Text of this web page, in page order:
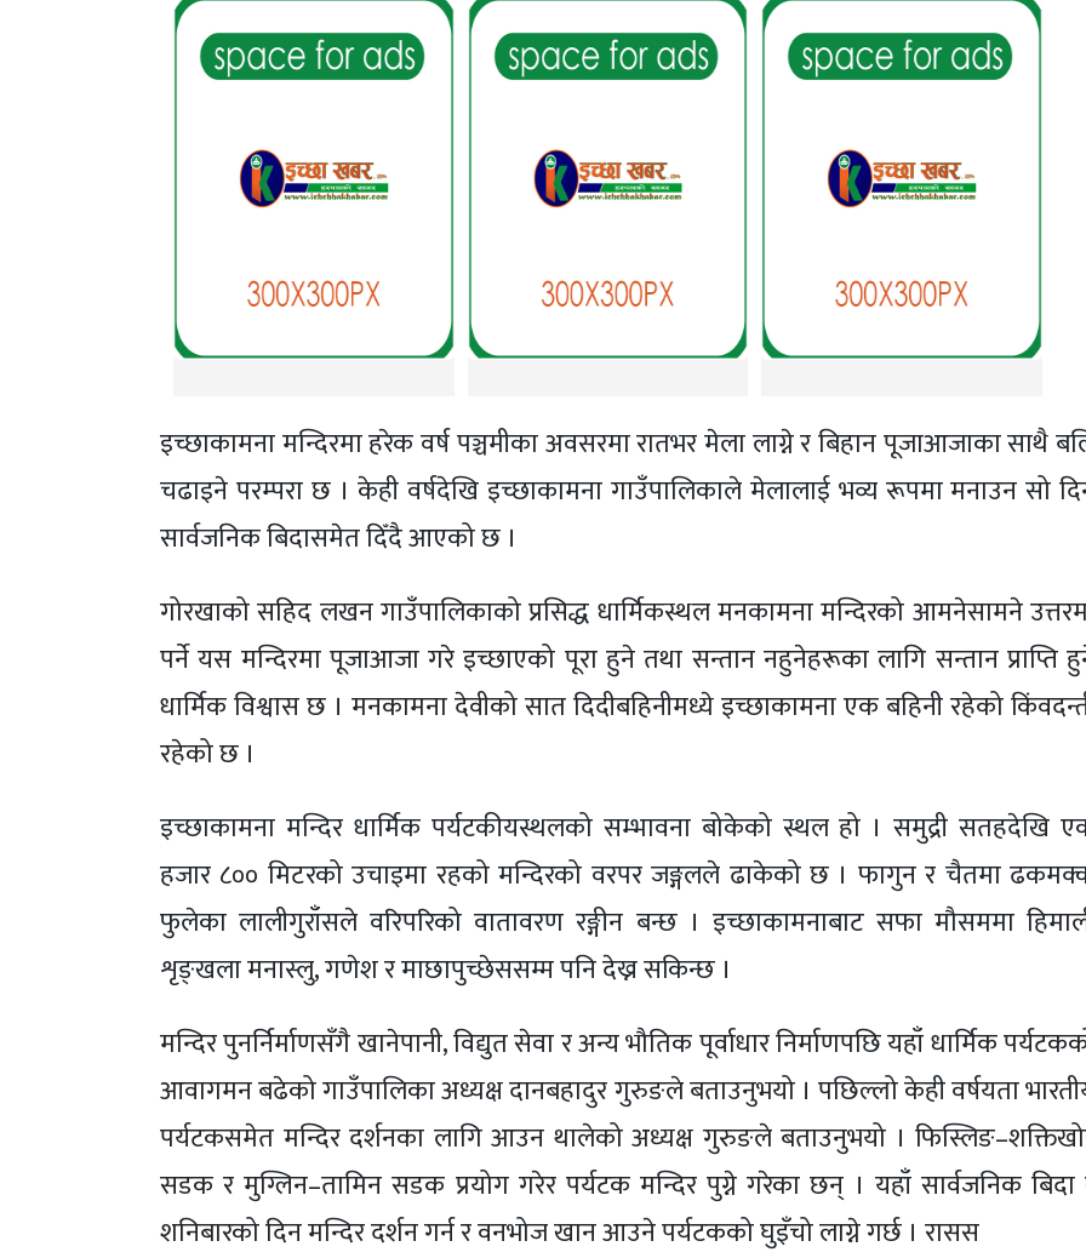
इच्छाकामना मन्दिरमा हरेक वर्ष पञ्चमीका अवसरमा रातभर मेला लाग्ने र बिहान पूजाआजाका साथै
चढाइने परम्परा छ । केही वर्षदेखि इच्छाकामना गाउँपालिकाले मेलालाई भव्य रूपमा मनाउन सो
सार्वजनिक बिदासमेत दिँदै आएको छ ।
गोरखाको सहिद लखन गाउँपालिकाको प्रसिद्ध धार्मिकस्थल मनकामना मन्दिरको आमनेसामने
पर्ने यस मन्दिरमा पूजाआजा गरे इच्छाएको पूरा हुने तथा सन्तान नहुनेहरूका लागि सन्तान प्राप्ति
धार्मिक विश्वास छ । मनकामना देवीको सात दिदीबहिनीमध्ये इच्छाकामना एक बहिनी रहेको
रहेको छ ।
इच्छाकामना मन्दिर धार्मिक पर्यटकीयस्थलको सम्भावना बोकेको स्थल हो । समुद्री सतहदेखि
हजार ८०० मिटरको उचाइमा रहको मन्दिरको वरपर जङ्गलले ढाकेको छ । फागुन र चैतमा
फुलेका लालीगुराँसले वरिपरिको वातावरण रङ्गीन बन्छ । इच्छाकामनाबाट सफा मौसममा
शृङ्खला मनास्लु, गणेश र माछापुच्छेससम्म पनि देख्न सकिन्छ ।
मन्दिर पुनर्निर्माणसँगै खानेपानी, विद्युत सेवा र अन्य भौतिक पूर्वाधार निर्माणपछि यहाँ धार्मिक
आवागमन बढेको गाउँपालिका अध्यक्ष दानबहादुर गुरुङले बताउनुभयो । पछिल्लो केही वर्षयता
पर्यटकसमेत मन्दिर दर्शनका लागि आउन थालेको अध्यक्ष गुरुङले बताउनुभयो ।
सडक र मुग्लिन–तामिन सडक प्रयोग गरेर पर्यटक मन्दिर पुग्ने गरेका छन् । यहाँ सार्वजनिक बिदा
शनिबारको दिन मन्दिर दर्शन गर्न र वनभोज खान आउने पर्यटकको घुइँचो लाग्ने गर्छ । रासस